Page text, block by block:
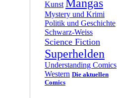
Kunst Mangas
Mystery und Krimi
Politik und Geschichte
Schwarz-Weiss
Science Fiction
Superhelden
Understanding Comics
Western Die aktuellen
Comics